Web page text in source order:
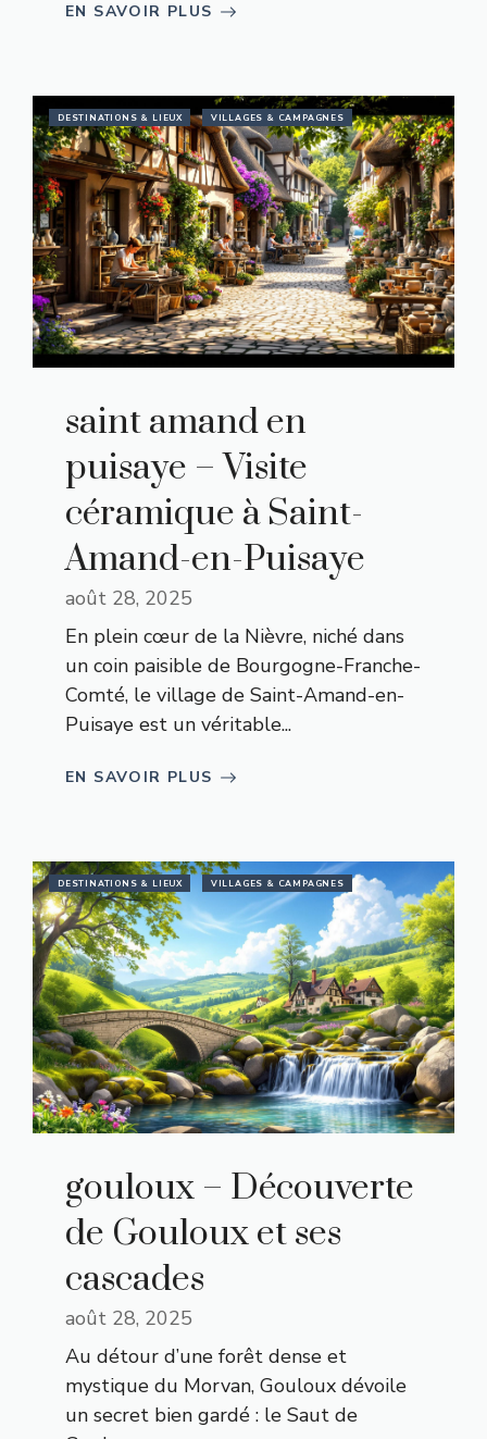
EN SAVOIR PLUS
DESTINATIONS & LIEUX VILLAGES & CAMPAGNES
saint amand en
puisaye – Visite
céramique à Saint-
Amand-en-Puisaye
août 28, 2025
En plein cœur de la Nièvre, niché dans
un coin paisible de Bourgogne-Franche-
Comté, le village de Saint-Amand-en-
Puisaye est un véritable...
EN SAVOIR PLUS
DESTINATIONS & LIEUX VILLAGES & CAMPAGNES
gouloux – Découverte
de Gouloux et ses
cascades
août 28, 2025
Au détour d’une forêt dense et
mystique du Morvan, Gouloux dévoile
un secret bien gardé : le Saut de